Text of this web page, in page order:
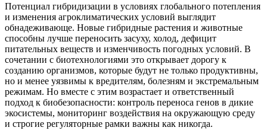
Потенциал гибридизации в условиях глобального потепления
и изменения агроклиматических условий выглядит
обнадеживающе. Новые гибридные растения и животные
способны лучше переносить засуху, холод, дефицит
питательных веществ и изменчивость погодных условий. В
сочетании с биотехнологиями это открывает дорогу к
созданию организмов, которые будут не только продуктивны,
но и менее уязвимы к вредителям, болезням и экстремальным
режимам. Но вместе с этим возрастает и ответственный
подход к биобезопасности: контроль переноса генов в дикие
экосистемы, мониторинг воздействия на окружающую среду
и строгие регуляторные рамки важны как никогда.